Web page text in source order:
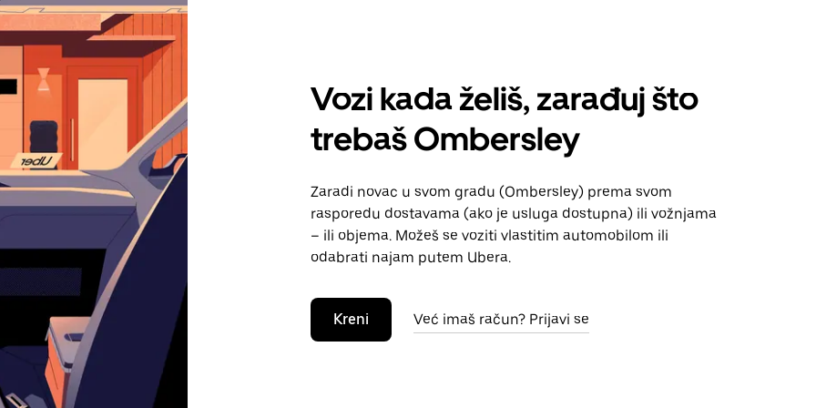
Vozi kada želiš, zarađuj što
trebaš Ombersley
Zaradi novac u svom gradu (Ombersley) prema svom
rasporedu dostavama (ako je usluga dostupna) ili vožnjama
– ili objema. Možeš se voziti vlastitim automobilom ili
odabrati najam putem Ubera.
Kreni Već imaš račun? Prijavi se